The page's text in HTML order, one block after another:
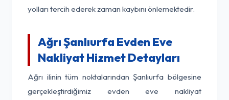
yolları tercih ederek zaman kaybını önlemektedir.
Ağrı Şanlıurfa Evden Eve
Nakliyat Hizmet Detayları
Ağrı ilinin tüm noktalarından Şanlıurfa bölgesine
gerçekleştirdiğimiz evden eve nakliyat